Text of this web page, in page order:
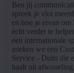
+ Toon meer -
Taal vacature
Nederlands(9)
+ Toon meer -
Ervaringsniveau
Ben jij
spreek je vlot
en hou je ervan om
écht verder te
een internationale
zoeken we een
Service - Duits die
haalt uit afwisseling,